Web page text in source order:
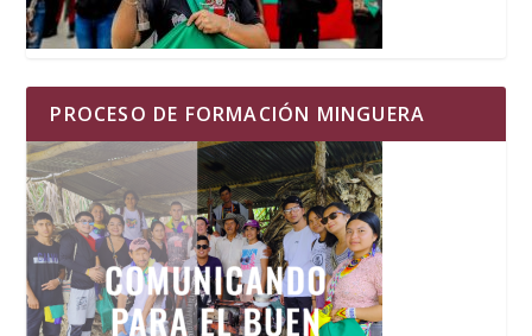
PROCESO DE FORMACIÓN MINGUERA